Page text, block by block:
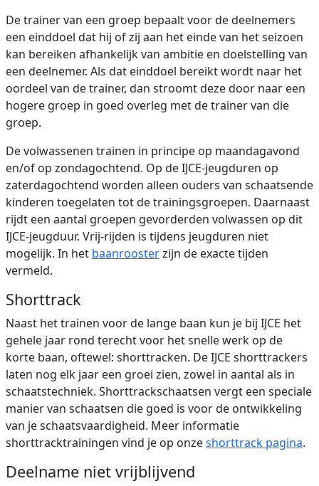
De trainer van een groep bepaalt voor de deelnemers
een einddoel dat hij of zij aan het einde van het seizoen
kan bereiken afhankelijk van ambitie en doelstelling van
een deelnemer. Als dat einddoel bereikt wordt naar het
oordeel van de trainer, dan stroomt deze door naar een
hogere groep in goed overleg met de trainer van die
groep.
De volwassenen trainen in principe op maandagavond
en/of op zondagochtend. Op de IJCE-jeugduren op
zaterdagochtend worden alleen ouders van schaatsende
kinderen toegelaten tot de trainingsgroepen. Daarnaast
rijdt een aantal groepen gevorderden volwassen op dit
IJCE-jeugduur. Vrij-rijden is tijdens jeugduren niet
mogelijk. In het baanroosterzijn de exacte tijden
vermeld.
Shorttrack
Naast het trainen voor de lange baan kun je bij IJCE het
gehele jaar rond terecht voor het snelle werk op de
korte baan, oftewel: shorttracken. De IJCE shorttrackers
laten nog elk jaar een groei zien, zowel in aantal als in
schaatstechniek. Shorttrackschaatsen vergt een speciale
manier van schaatsen die goed is voor de ontwikkeling
van je schaatsvaardigheid. Meer informatie
shorttracktrainingen vind je op onzeshorttrack pagina.
Deelname niet vrijblijvend